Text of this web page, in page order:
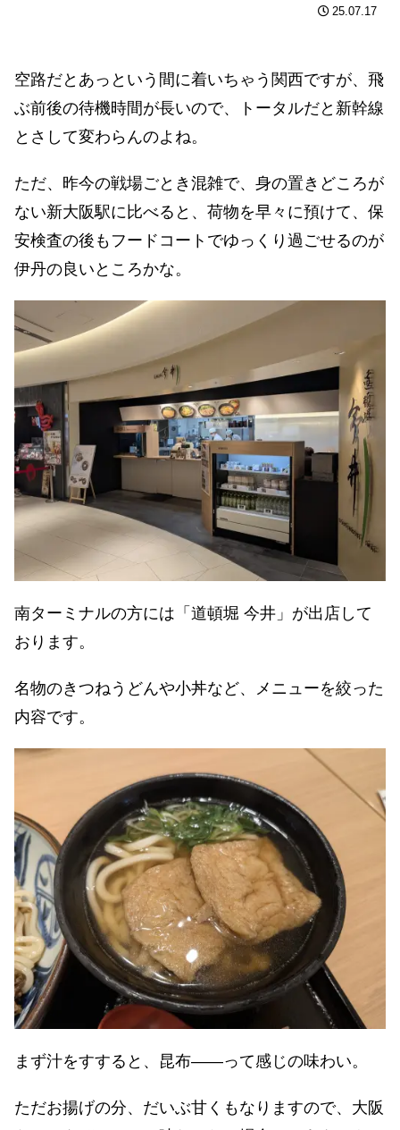
25.07.17
空路だとあっという間に着いちゃう関西ですが、飛
ぶ前後の待機時間が長いので、トータルだと新幹線
とさして変わらんのよね。
ただ、昨今の戦場ごとき混雑で、身の置きどころが
ない新大阪駅に比べると、荷物を早々に預けて、保
安検査の後もフードコートでゆっくり過ごせるのが
伊丹の良いところかな。
南ターミナルの方には「道頓堀 今井」が出店して
おります。
名物のきつねうどんや小丼など、メニューを絞った
内容です。
まず汁をすすると、昆布――って感じの味わい。
ただお揚げの分、だいぶ甘くもなりますので、大阪